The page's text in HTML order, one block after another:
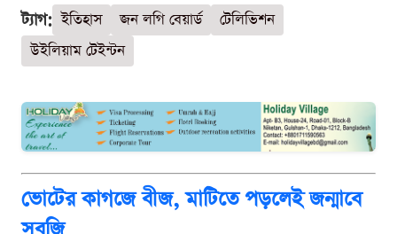
ট্যাগ: ইতিহাস জন লগি বেয়ার্ড
টেলিভিশন
উইলিয়াম টেইন্টন
ভোটের কাগজে বীজ, মাটিতে পড়লেই জন্মাবে